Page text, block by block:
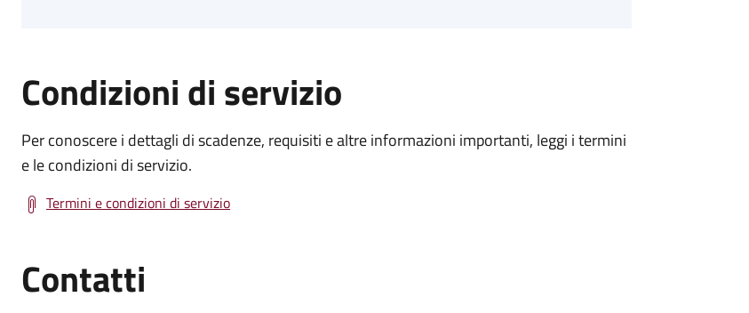
Condizioni di servizio
Per conoscere i dettagli di scadenze, requisiti e altre informazioni importanti, leggi i termini
e le condizioni di servizio.
Termini e condizioni di servizio
Contatti